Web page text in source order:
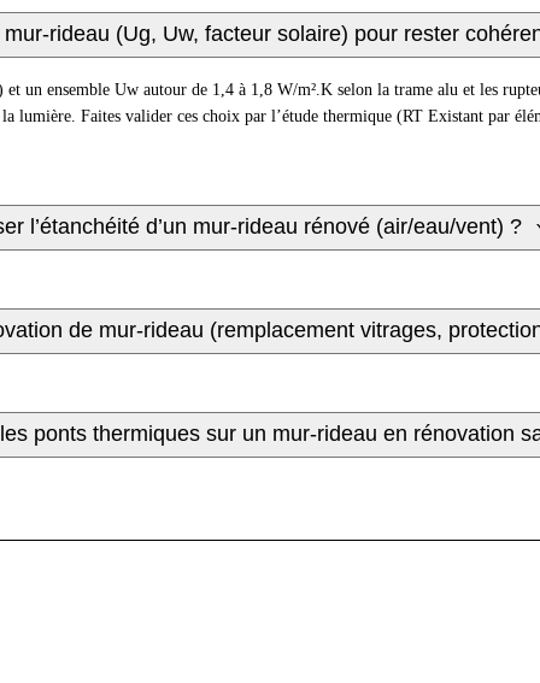
rideau (Ug, Uw, facteur solaire) pour rester
ensemble Uw autour de 1,4 à 1,8 W/m².K selon la trame alu et les
lumière. Faites valider ces choix par l’étude thermique (RT Existant par
l’étanchéité d’un mur-rideau rénové (air/eau/vent) ?
de mur-rideau (remplacement vitrages,
ponts thermiques sur un mur-rideau en rénovation